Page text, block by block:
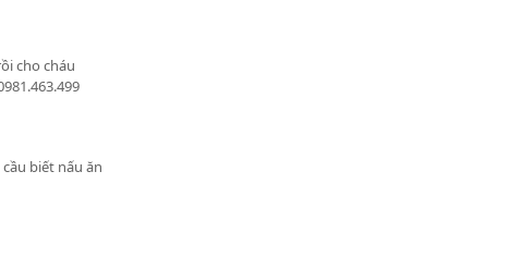
cho cháu
biết nấu ăn